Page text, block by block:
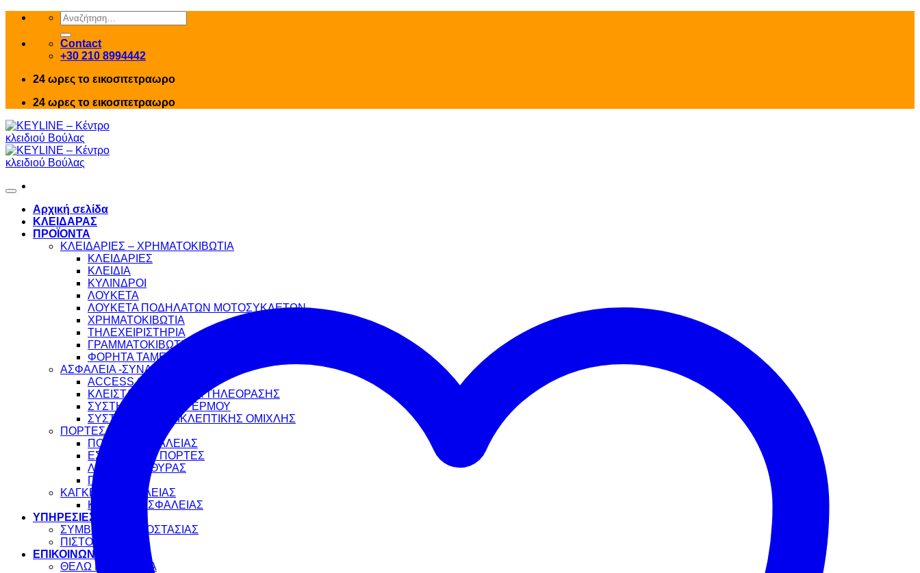
Skip
content
Αναζήτηση
για:
Contact
+30 210 8994442
24 ωρες το εικοσιτετραωρο
24 ωρες το εικοσιτετραωρο
Αρχική σελίδα
ΚΛΕΙΔΑΡΑΣ
ΠΡΟΪΟΝΤΑ
ΚΛΕΙΔΑΡΙΕΣ – ΧΡΗΜΑΤΟΚΙΒΩΤΙΑ
ΚΛΕΙΔΑΡΙΕΣ
ΚΛΕΙΔΙΑ
ΚΥΛΙΝΔΡΟΙ
ΛΟΥΚΕΤΑ
ΛΟΥΚΕΤΑ ΠΟΔΗΛΑΤΩΝ ΜΟΤΟΣΥΚΛΕΤΩΝ
ΧΡΗΜΑΤΟΚΙΒΩΤΙΑ
ΤΗΛΕΧΕΙΡΙΣΤΗΡΙΑ
ΓΡΑΜΜΑΤΟΚΙΒΩΤΙΑ
ΦΟΡΗΤΑ ΤΑΜΕΙΑ ΚΑΙ ΚΛΕΙΔΟΘΗΚΕΣ
ΑΣΦΑΛΕΙΑ -ΣΥΝΑΓΕΡΜΟΙ
ACCESS CONTROL
ΚΛΕΙΣΤΑ ΚΥΚΛΩΜΑΤΑ ΤΗΛΕΟΡΑΣΗΣ
ΣΥΣΤΗΜΑΤΑ ΣΥΝΑΓΕΡΜΟΥ
ΣΥΣΤΗΜΑΤΑ ΑΝΤΙΚΛΕΠΤΙΚΗΣ ΟΜΙΧΛΗΣ
ΠΟΡΤΕΣ
ΠΟΡΤΕΣ ΑΣΦΑΛΕΙΑΣ
ΕΣΩΤΕΡΙΚΕΣ ΠΟΡΤΕΣ
ΛΑΒΕΣ ΕΞΩΘΥΡΑΣ
ΠΟΜΟΛΑ
ΚΑΓΚΕΛΑ ΑΣΦΑΛΕΙΑΣ
ΚΑΓΚΕΛΑ ΑΣΦΑΛΕΙΑΣ
ΥΠΗΡΕΣΙΕΣ
ΣΥΜΒΟΥΛΕΣ ΠΡΟΣΤΑΣΙΑΣ
ΠΙΣΤΟΠΟΙΗΤΙΚΑ
ΕΠΙΚΟΙΝΩΝΙΑ
ΘΕΛΩ ΠΡΟΣΦΟΡΑ